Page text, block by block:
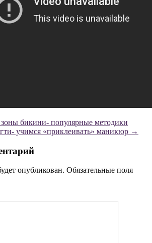
бикини- популярные методики
учимся «приклеивать» маникюр →
опубликован. Обязательные поля